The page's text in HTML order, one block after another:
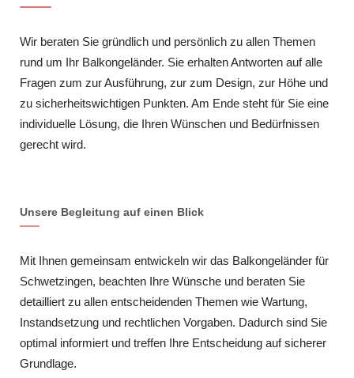
Wir beraten Sie gründlich und persönlich zu allen Themen
rund um Ihr Balkongeländer. Sie erhalten Antworten auf alle
Fragen zum zur Ausführung, zur zum Design, zur Höhe und
zu sicherheitswichtigen Punkten. Am Ende steht für Sie eine
individuelle Lösung, die Ihren Wünschen und Bedürfnissen
gerecht wird.
Unsere Begleitung auf einen Blick
Mit Ihnen gemeinsam entwickeln wir das Balkongeländer für
Schwetzingen, beachten Ihre Wünsche und beraten Sie
detailliert zu allen entscheidenden Themen wie Wartung,
Instandsetzung und rechtlichen Vorgaben. Dadurch sind Sie
optimal informiert und treffen Ihre Entscheidung auf sicherer
Grundlage.